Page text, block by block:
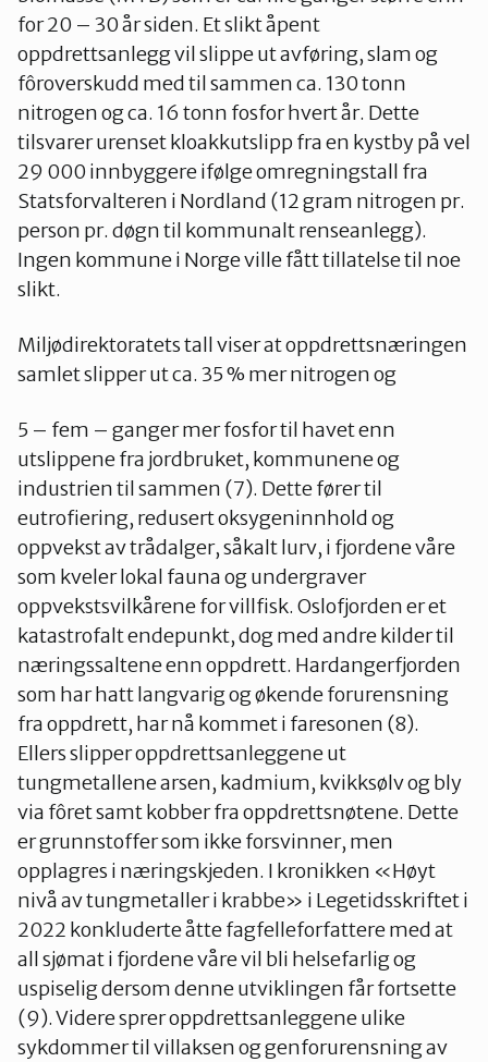
for 20 – 30 år siden. Et slikt åpent
oppdrettsanlegg vil slippe ut avføring, slam og
fôroverskudd med til sammen ca. 130 tonn
nitrogen og ca. 16 tonn fosfor hvert år. Dette
tilsvarer urenset kloakkutslipp fra en kystby på vel
29 000 innbyggere ifølge omregningstall fra
Statsforvalteren i Nordland (12 gram nitrogen pr.
person pr. døgn til kommunalt renseanlegg).
Ingen kommune i Norge ville fått tillatelse til noe
slikt.
Miljødirektoratets tall viser at oppdrettsnæringen
samlet slipper ut ca. 35 % mer nitrogen og
5 – fem – ganger mer fosfor til havet enn
utslippene fra jordbruket, kommunene og
industrien til sammen (7). Dette fører til
eutrofiering, redusert oksygeninnhold og
oppvekst av trådalger, såkalt lurv, i fjordene våre
som kveler lokal fauna og undergraver
oppvekstsvilkårene for villfisk. Oslofjorden er et
katastrofalt endepunkt, dog med andre kilder til
næringssaltene enn oppdrett. Hardangerfjorden
som har hatt langvarig og økende forurensning
fra oppdrett, har nå kommet i faresonen (8).
Ellers slipper oppdrettsanleggene ut
tungmetallene arsen, kadmium, kvikksølv og bly
via fôret samt kobber fra oppdrettsnøtene. Dette
er grunnstoffer som ikke forsvinner, men
opplagres i næringskjeden. I kronikken «Høyt
nivå av tungmetaller i krabbe» i Legetidsskriftet i
2022 konkluderte åtte fagfelleforfattere med at
all sjømat i fjordene våre vil bli helsefarlig og
uspiselig dersom denne utviklingen får fortsette
(9). Videre sprer oppdrettsanleggene ulike
sykdommer til villaksen og genforurensning av